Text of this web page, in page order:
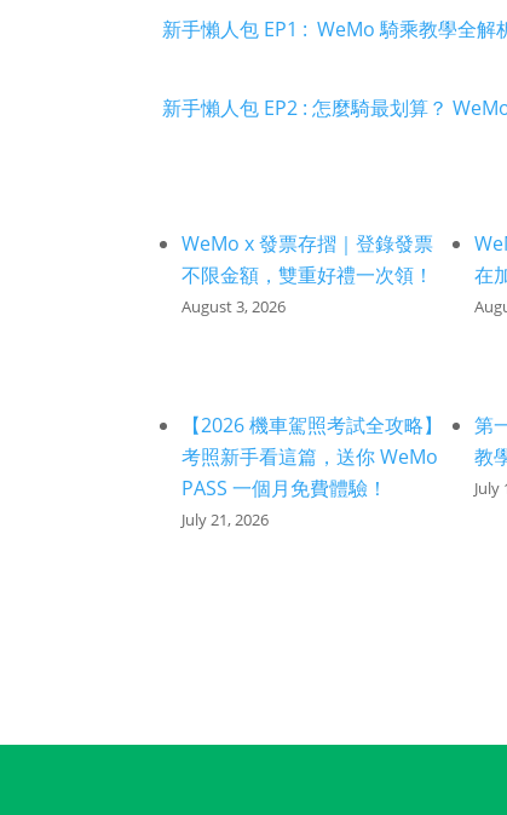
新手懶人包 EP1 : WeMo 騎乘教學全
新手懶人包 EP2 : 怎麼騎最划算？
WeMo x 發票存摺｜登錄發票
不限金額，雙重好禮一次領！
August 3, 2026
在
【2026 機車駕照考試全攻略】
考照新手看這篇，送你 WeMo
PASS 一個月免費體驗！
July 21, 2026
第
教
July